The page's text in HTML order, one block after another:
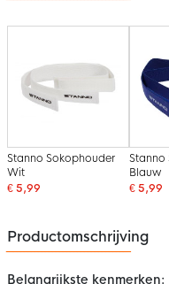
Stanno Sokophouder
Wit
€ 5,99
Stanno
Blauw
€ 5,99
Productomschrijving
Belangrijkste kenmerken: